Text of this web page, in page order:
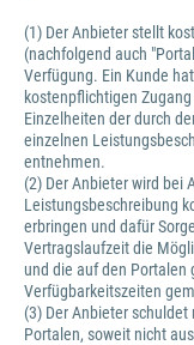
(1) Der Anbieter stellt
(nachfolgend auch
Verfügung. Ein Kunde
kostenpflichtigen
Einzelheiten der durch
einzelnen
entnehmen.
(2) Der Anbieter wird bei
Leistungsbeschreibung
erbringen und dafür
Vertragslaufzeit die
und die auf den Portalen
Verfügbarkeitszeiten
(3) Der Anbieter
Portalen, soweit nicht